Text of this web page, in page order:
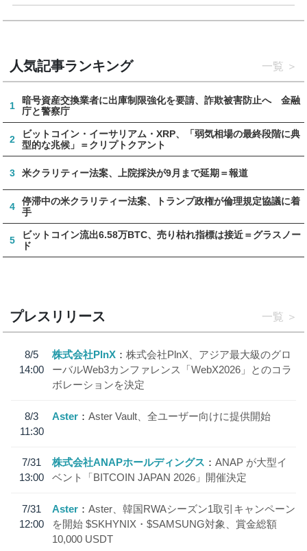
人気記事ランキング 一覧
1
暗号資産交換業者に出庫制限強化を要請、詐欺被害防止へ 金融
庁と警察庁
2
ビットコイン・イーサリアム・XRP、「弱気相場の最終段階に典
型的な兆候」＝クリプトクアント
3 米クラリティー法案、上院採決が9月まで延期＝報道
4
停滞中の米クラリティー法案、トランプ政権が倫理規定協議に着
手
5
ビットコイン流出6.58万BTC、売り枯れ指標は接近＝グラスノー
ド
プレスリリース 一覧
8/5
14:00
株式会社PlnX
株式会社PlnX、アジア最大級のグロ
ーバルWeb3カンファレンス「WebX2026」とのコラ
ボレーションを決定
8/3
11:30
Aster Aster Vault、全ユーザー向けに提供開始
7/31
13:00
株式会社ANAPホールディングス
ANAP が大型イ
ベント「BITCOIN JAPAN 2026」開催決定
7/31
12:00
Aster
Aster、韓国RWAシーズン1取引キャンペーン
を開始 $SKHYNIX・$SAMSUNG対象、賞金総額
10,000 USDT